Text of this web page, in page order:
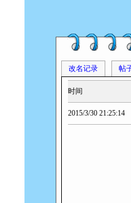
改名记录 帖
时间
2015/3/30 21:25:14